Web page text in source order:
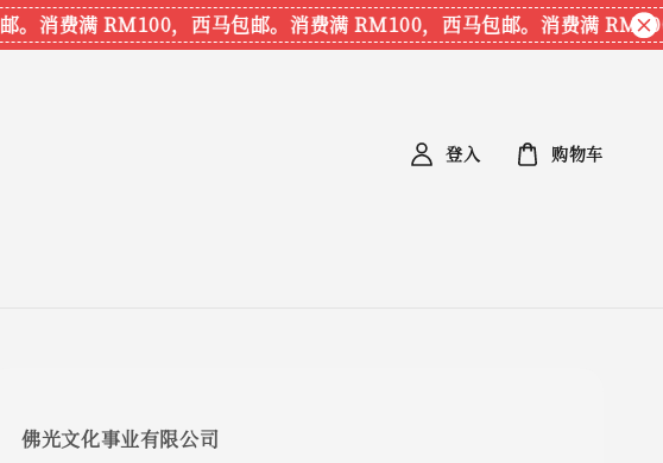
消费满 RM100，西马包邮。消费满 RM100，西马包邮。消费满 RM100，
登入 购物车
佛光文化事业有限公司